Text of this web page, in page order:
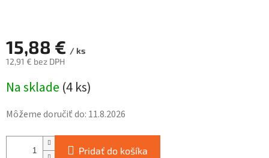
15,88 € / ks
12,91 € bez DPH
cena:
Na sklade (4 ks)
Môžeme doručiť do: 11.8.2026
Pridať do košíka